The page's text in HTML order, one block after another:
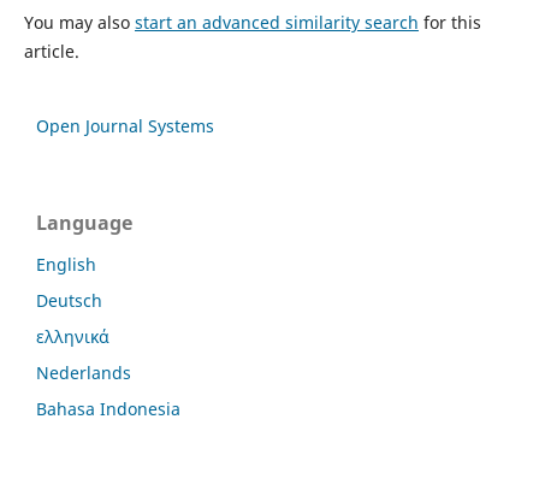
You may also start an advanced similarity search for this
article.
Open Journal Systems
Language
English
Deutsch
ελληνικά
Nederlands
Bahasa Indonesia